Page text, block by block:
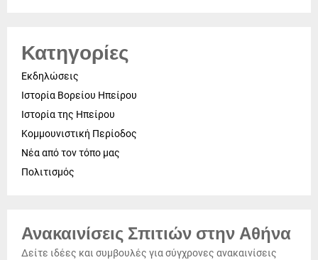
Κατηγορίες
Εκδηλώσεις
Ιστορία Βορείου Ηπείρου
Ιστορία της Ηπείρου
Κομμουνιστική Περίοδος
Νέα από τον τόπο μας
Πολιτισμός
Ανακαινίσεις Σπιτιών στην Αθήνα
Δείτε ιδέες και συμβουλές για σύγχρονες ανακαινίσεις